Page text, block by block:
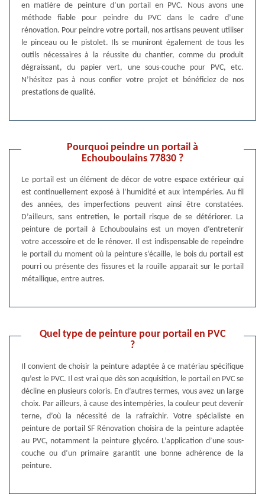
en matière de peinture d’un portail en PVC. Nous avons une
méthode fiable pour peindre du PVC dans le cadre d’une
rénovation. Pour peindre votre portail, nos artisans peuvent utiliser
le pinceau ou le pistolet. Ils se muniront également de tous les
outils nécessaires à la réussite du chantier, comme du produit
dégraissant, du papier vert, une sous-couche pour PVC, etc.
N’hésitez pas à nous confier votre projet et bénéficiez de nos
prestations de qualité.
Pourquoi peindre un portail à
Echouboulains 77830 ?
Le portail est un élément de décor de votre espace extérieur qui
est continuellement exposé à l’humidité et aux intempéries. Au fil
des années, des imperfections peuvent ainsi être constatées.
D’ailleurs, sans entretien, le portail risque de se détériorer. La
peinture de portail à Echouboulains est un moyen d’entretenir
votre accessoire et de le rénover. Il est indispensable de repeindre
le portail du moment où la peinture s’écaille, le bois du portail est
pourri ou présente des fissures et la rouille apparait sur le portail
métallique, entre autres.
Quel type de peinture pour portail en PVC
?
Il convient de choisir la peinture adaptée à ce matériau spécifique
qu’est le PVC. Il est vrai que dès son acquisition, le portail en PVC se
décline en plusieurs coloris. En d’autres termes, vous avez un large
choix. Par ailleurs, à cause des intempéries, la couleur peut devenir
terne, d’où la nécessité de la rafraîchir. Votre spécialiste en
peinture de portail SF Rénovation choisira de la peinture adaptée
au PVC, notamment la peinture glycéro. L’application d’une sous-
couche ou d’un primaire garantit une bonne adhérence de la
peinture.